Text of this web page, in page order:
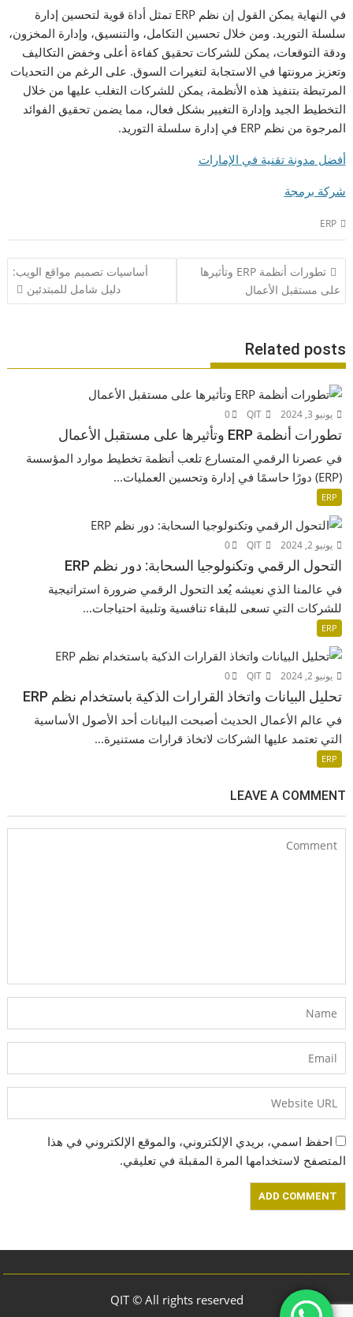
في النهاية يمكن القول إن نظم ERP تمثل أداة قوية لتحسين إدارة
سلسلة التوريد. ومن خلال تحسين التكامل، والتنسيق، وإدارة المخزون،
ودقة التوقعات، يمكن للشركات تحقيق كفاءة أعلى وخفض التكاليف
وتعزيز مرونتها في الاستجابة لتغيرات السوق. على الرغم من التحديات
المرتبطة بتنفيذ هذه الأنظمة، يمكن للشركات التغلب عليها من خلال
التخطيط الجيد وإدارة التغيير بشكل فعال، مما يضمن تحقيق الفوائد
المرجوة من نظم ERP في إدارة سلسلة التوريد.
أفضل مدونة تقنية في الإمارات
شركة برمجة
ERP
تصفّح
المقالات
تطورات أنظمة ERP وتأثيرها
على مستقبل الأعمال
أساسيات تصميم مواقع الويب:
دليل شامل للمبتدئين
Related posts
يونيو 3, 2024 QIT
0
تطورات أنظمة ERP وتأثيرها على مستقبل الأعمال
في عصرنا الرقمي المتسارع تلعب أنظمة تخطيط موارد المؤسسة
(ERP) دورًا حاسمًا في إدارة وتحسين العمليات...
ERP
يونيو 2, 2024 QIT
0
التحول الرقمي وتكنولوجيا السحابة: دور نظم ERP
في عالمنا الذي نعيشه يُعد التحول الرقمي ضرورة استراتيجية
للشركات التي تسعى للبقاء تنافسية وتلبية احتياجات...
ERP
يونيو 2, 2024 QIT
0
تحليل البيانات واتخاذ القرارات الذكية باستخدام نظم ERP
في عالم الأعمال الحديث أصبحت البيانات أحد الأصول الأساسية
التي تعتمد عليها الشركات لاتخاذ قرارات مستنيرة...
ERP
LEAVE A COMMENT
احفظ اسمي، بريدي الإلكتروني، والموقع الإلكتروني في هذا
المتصفح لاستخدامها المرة المقبلة في تعليقي.
QIT © All rights reserved